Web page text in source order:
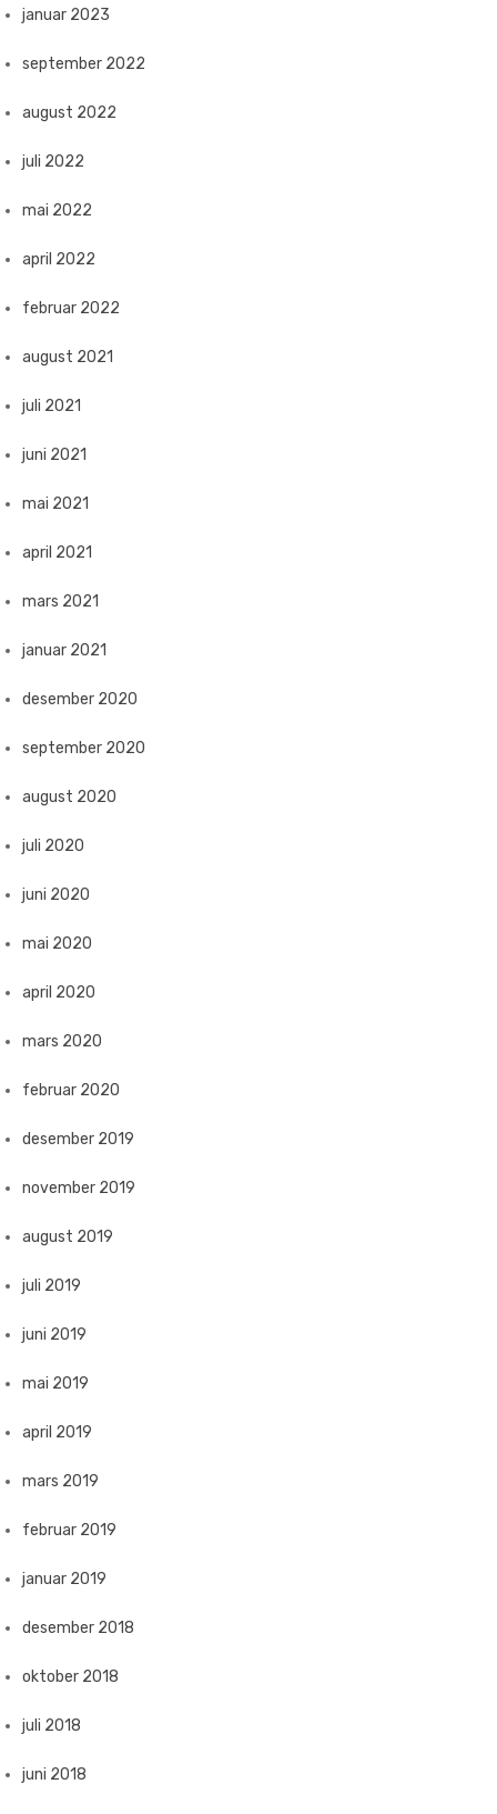
januar 2023
september 2022
august 2022
juli 2022
mai 2022
april 2022
februar 2022
august 2021
juli 2021
juni 2021
mai 2021
april 2021
mars 2021
januar 2021
desember 2020
september 2020
august 2020
juli 2020
juni 2020
mai 2020
april 2020
mars 2020
februar 2020
desember 2019
november 2019
august 2019
juli 2019
juni 2019
mai 2019
april 2019
mars 2019
februar 2019
januar 2019
desember 2018
oktober 2018
juli 2018
juni 2018